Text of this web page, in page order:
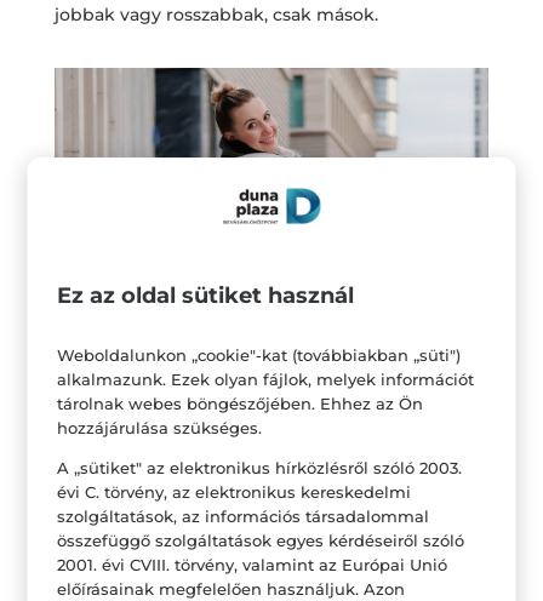
jobbak vagy rosszabbak, csak mások.
Bocsáss meg önmagadnak!
Mindannyian elkövetünk hibákat – nagyokat és
kisebbeket -, és bár a maguk idejében
földrengetőnek tűnhetnek, valószínűleg
mégsem azok. Az élet halad, neked is így kell
lenned, magadért. Ha folyamatosan haragszol
magadra, ugyanolyan káros lehet, mint a mással
Ez az oldal sütiket használ
Weboldalunkon „cookie"-kat (továbbiakban „süti")
alkalmazunk. Ezek olyan fájlok, melyek információt
tárolnak webes böngészőjében. Ehhez az Ön
hozzájárulása szükséges.
A „sütiket" az elektronikus hírközlésről szóló 2003.
évi C. törvény, az elektronikus kereskedelmi
szolgáltatások, az információs társadalommal
összefüggő szolgáltatások egyes kérdéseiről szóló
2001. évi CVIII. törvény, valamint az Európai Unió
előírásainak megfelelően használjuk. Azon